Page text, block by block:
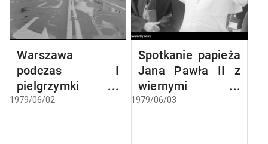
Warszawa
podczas I
pielgrzymki
papieża Jana
1979/06/02
Spotkanie papieża
Jana Pawła II z
wiernymi w
Gębarzewie pod
1979/06/03